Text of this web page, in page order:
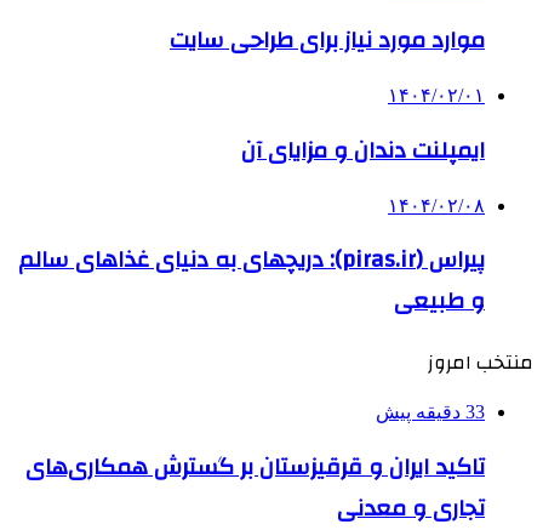
موارد مورد نیاز برای طراحی سایت
۱۴۰۴/۰۲/۰۱
ایمپلنت دندان و مزایای آن
۱۴۰۴/۰۲/۰۸
پیراس (piras.ir): دریچهای به دنیای غذاهای سالم
و طبیعی
منتخب امروز
33 دقیقه پیش
تاکید ایران و قرقیزستان بر گسترش همکاری‌های
تجاری و معدنی